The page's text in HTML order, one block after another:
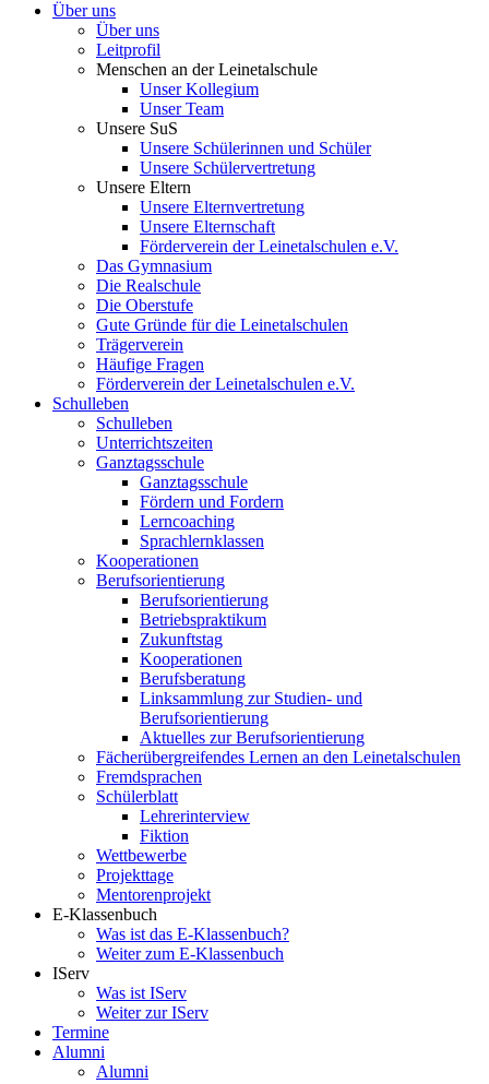
Über uns
Über uns
Leitprofil
Menschen an der Leinetalschule
Unser Kollegium
Unser Team
Unsere SuS
Unsere Schülerinnen und Schüler
Unsere Schülervertretung
Unsere Eltern
Unsere Elternvertretung
Unsere Elternschaft
Förderverein der Leinetalschulen e.V.
Das Gymnasium
Die Realschule
Die Oberstufe
Gute Gründe für die Leinetalschulen
Trägerverein
Häufige Fragen
Förderverein der Leinetalschulen e.V.
Schulleben
Schulleben
Unterrichtszeiten
Ganztagsschule
Ganztagsschule
Fördern und Fordern
Lerncoaching
Sprachlernklassen
Kooperationen
Berufsorientierung
Berufsorientierung
Betriebspraktikum
Zukunftstag
Kooperationen
Berufsberatung
Linksammlung zur Studien- und
Berufsorientierung
Aktuelles zur Berufsorientierung
Fächerübergreifendes Lernen an den Leinetalschulen
Fremdsprachen
Schülerblatt
Lehrerinterview
Fiktion
Wettbewerbe
Projekttage
Mentorenprojekt
E-Klassenbuch
Was ist das E-Klassenbuch?
Weiter zum E-Klassenbuch
IServ
Was ist IServ
Weiter zur IServ
Termine
Alumni
Alumni